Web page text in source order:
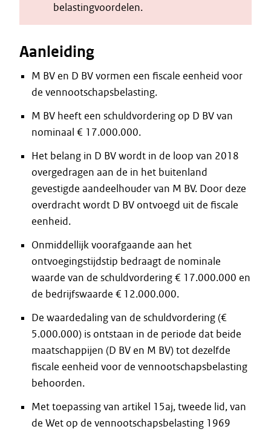
belastingvoordelen.
Aanleiding
M BV en D BV vormen een fiscale eenheid voor
de vennootschapsbelasting.
M BV heeft een schuldvordering op D BV van
nominaal € 17.000.000.
Het belang in D BV wordt in de loop van 2018
overgedragen aan de in het buitenland
gevestigde aandeelhouder van M BV. Door deze
overdracht wordt D BV ontvoegd uit de fiscale
eenheid.
Onmiddellijk voorafgaande aan het
ontvoegingstijdstip bedraagt de nominale
waarde van de schuldvordering € 17.000.000 en
de bedrijfswaarde € 12.000.000.
De waardedaling van de schuldvordering (€
5.000.000) is ontstaan in de periode dat beide
maatschappijen (D BV en M BV) tot dezelfde
fiscale eenheid voor de vennootschapsbelasting
behoorden.
Met toepassing van artikel 15aj, tweede lid, van
de Wet op de vennootschapsbelasting 1969